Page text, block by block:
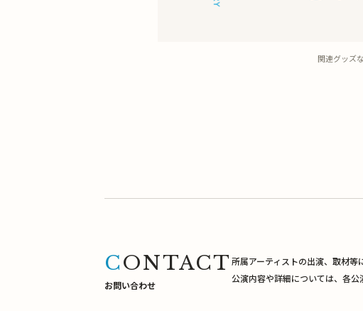
関連グッズ
CONTACT
お問い合わせ
所属アーティストの出演、取材等
公演内容や詳細については、各公